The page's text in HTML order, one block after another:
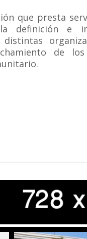
que presta
definición e
de